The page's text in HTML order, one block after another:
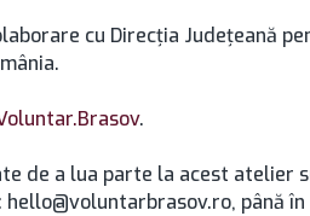
cu Direcţia Judeţeană
.
de a lua parte la acest atelier
până în